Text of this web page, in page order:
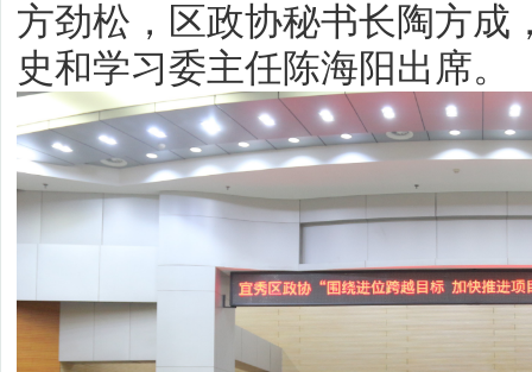
方劲松，区政协秘书长陶方成
史和学习委主任陈海阳出席。